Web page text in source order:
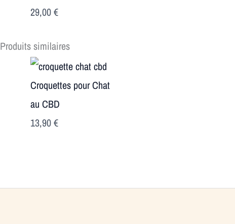
29,00€
Produits similaires
Croquettes pour Chat
au CBD
13,90€